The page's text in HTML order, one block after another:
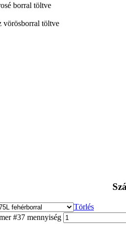
borral töltve
vörösborral töltve
Törlés
#37 mennyiség